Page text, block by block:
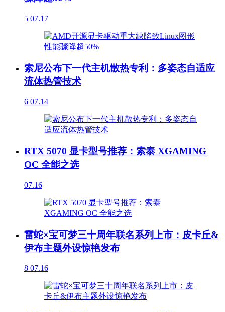
5 07.17
索尼公布下一代主机散热专利：多姿态自适应
流体热管技术
6 07.14
RTX 5070 显卡型号推荐：索泰 XGAMING
OC 全能之选
07.16
雷蛇×宝可梦三十周年联名系列上市：皮卡丘&
伊布主题外设惊艳发布
8 07.16